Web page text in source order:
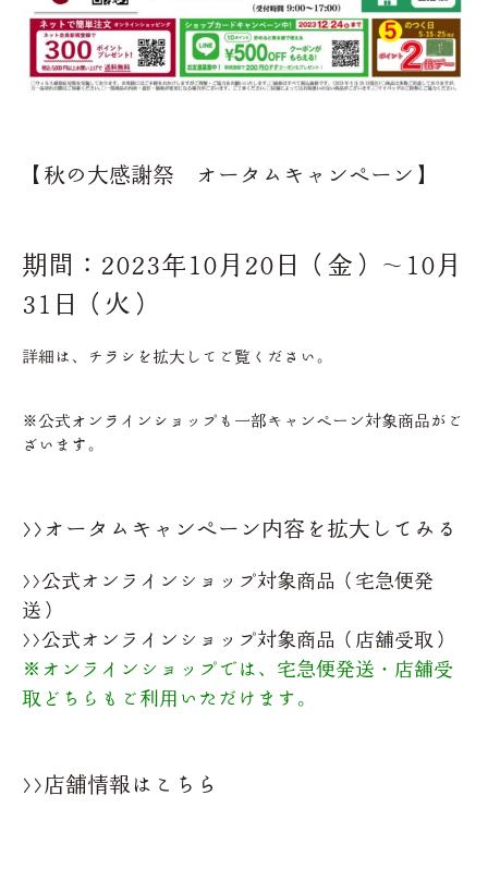
【秋の大感謝祭 オータムキャンペーン】
期間：2023年10月20日（金）～10月
31日（火）
詳細は、チラシを拡大してご覧ください。
※公式オンラインショップも一部キャンペーン対象商品がご
ざいます。
>>オータムキャンペーン内容を拡大してみる
>>公式オンラインショップ対象商品（宅急便発
送）
>>公式オンラインショップ対象商品（店舗受取）
※オンラインショップでは、宅急便発送・店舗受
取どちらもご利用いただけます。
>>店舗情報はこちら